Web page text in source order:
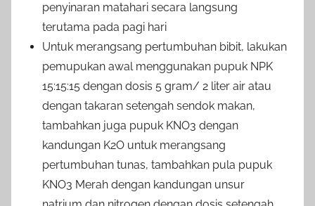
penyinaran matahari secara langsung
terutama pada pagi hari
Untuk merangsang pertumbuhan bibit, lakukan
pemupukan awal menggunakan pupuk NPK
15:15:15 dengan dosis 5 gram/ 2 liter air atau
dengan takaran setengah sendok makan,
tambahkan juga pupuk KNO3 dengan
kandungan K2O untuk merangsang
pertumbuhan tunas, tambahkan pula pupuk
KNO3 Merah dengan kandungan unsur